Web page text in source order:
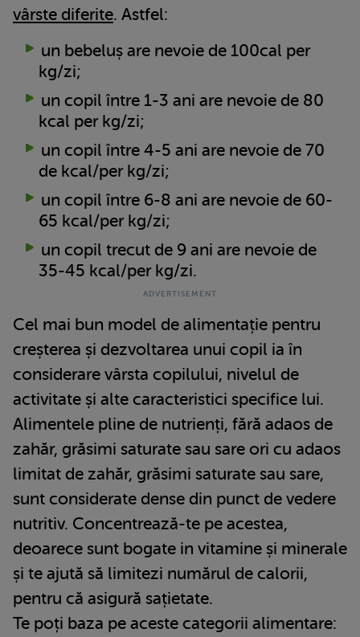
vârste diferite. Astfel:
un bebeluș are nevoie de 100cal per
kg/zi;
un copil între 1-3 ani are nevoie de 80
kcal per kg/zi;
un copil între 4-5 ani are nevoie de 70
de kcal/per kg/zi;
un copil între 6-8 ani are nevoie de 60-
65 kcal/per kg/zi;
un copil trecut de 9 ani are nevoie de
35-45 kcal/per kg/zi.
Cel mai bun model de alimentație pentru
creșterea și dezvoltarea unui copil ia în
considerare vârsta copilului, nivelul de
activitate și alte caracteristici specifice lui.
Alimentele pline de nutrienți, fără adaos de
zahăr, grăsimi saturate sau sare ori cu adaos
limitat de zahăr, grăsimi saturate sau sare,
sunt considerate dense din punct de vedere
nutritiv. Concentrează-te pe acestea,
deoarece sunt bogate in vitamine și minerale
și te ajută să limitezi numărul de calorii,
pentru că asigură sațietate.
Te poți baza pe aceste categorii alimentare: